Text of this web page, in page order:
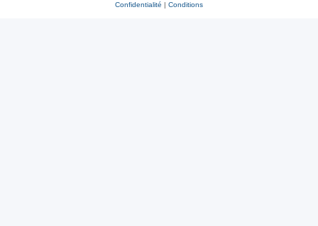
Confidentialité | Conditions